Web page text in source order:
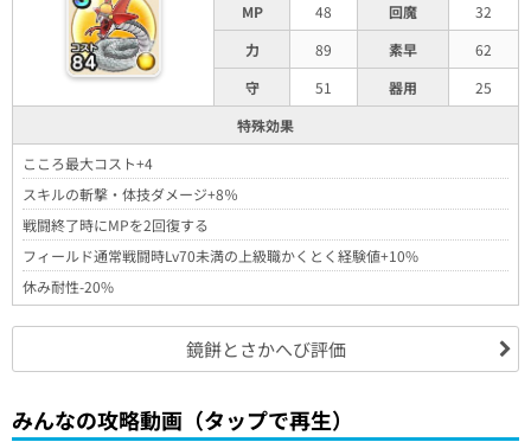
MP
48 回魔
32
力
89 素早
62
守
51 器用
25
特殊効果
こころ最大コスト+4
スキルの斬撃・体技ダメージ+8％
戦闘終了時にMPを2回復する
フィールド通常戦闘時Lv70未満の上級職かくとく経験値+10%
休み耐性-20%
鏡餅とさかへび評価
みんなの攻略動画（タップで再生）